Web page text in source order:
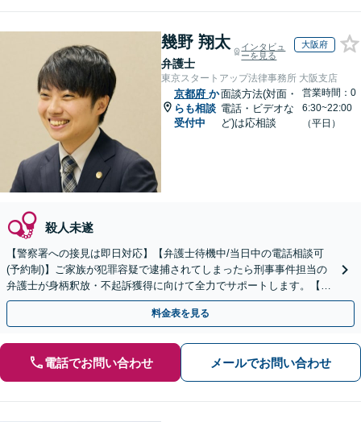
幾野 翔太
弁護士
インタビュ
ーを見る
大阪府
東京スタートアップ法律事務所 大阪支店
京都府 か
らも相談
受付中
面談方法(対面・
電話・ビデオな
ど)は応相談
営業時間：0
6:30~22:00
（平日）
殺人未遂
【警察署への接見は即日対応】【弁護士待機中/当日中の電話相談可
(予約制)】ご家族が犯罪容疑で逮捕されてしまったら刑事事件担当の
弁護士が身柄釈放・不起訴獲得に向けて全力でサポートします。【毎
月100名以上の相談実績】【全国対応】
料金表を見る
電話でお問い合わせ メールでお問い合わせ